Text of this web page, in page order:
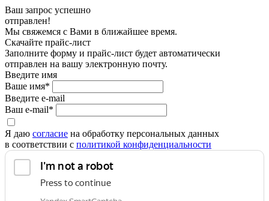
Ваш запрос успешно
отправлен!
Мы свяжемся с Вами в ближайшее время.
Скачайте прайс-лист
Заполните форму и прайс-лист будет автоматически
отправлен на вашу электронную почту.
Введите имя
Ваше имя*
Введите e-mail
Ваш e-mail*
Я даю согласие на обработку персональных данных
в соответствии с политикой конфиденциальности